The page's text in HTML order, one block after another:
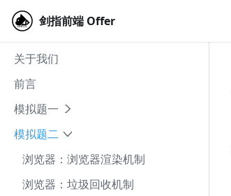
剑指前端 Offer
剑指前端 Offer
关于我们
前言
模拟题一
模拟题二
浏览器：浏览器渲染机制
浏览器：垃圾回收机制